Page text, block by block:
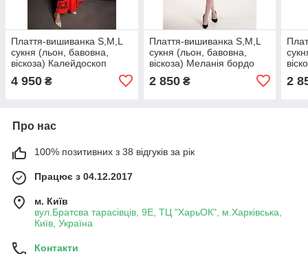
Плаття-вишиванка S,M,L
сукня (льон, бавовна,
віскоза) Калейдоскоп
4 950 ₴
Плаття-вишиванка S,M,L
сукня (льон, бавовна,
віскоза) Меланія бордо
2 850₴ 2
Про нас
100% позитивних з 38 відгуків за рік
Працює з 04.12.2017
м. Київ
вул.Братсва тарасівців, 9Е, ТЦ "ХарьОК", м.Харківська,
Київ, Україна
Контакти